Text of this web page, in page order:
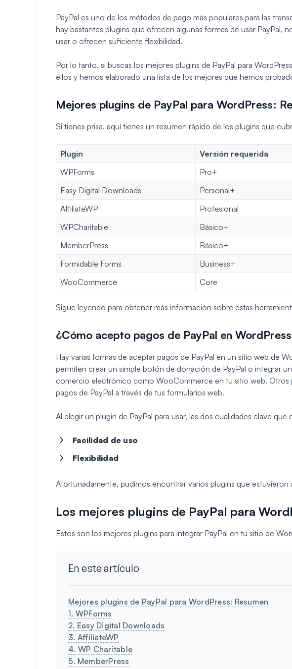
PayPal es uno de los métodos de pago más populares para las
hay bastantes plugins que ofrecen algunas formas de usar PayPal,
usar o ofrecen suficiente flexibilidad.
Por lo tanto, si buscas los mejores plugins de PayPal para
ellos y hemos elaborado una lista de los mejores que hemos
Mejores plugins de PayPal para WordPress:
Si tienes prisa, aquí tienes un resumen rápido de los plugins que
Plugin Versión requerida
WPForms
Pro+
Easy Digital Downloads
Personal+
AffiliateWP
Profesional
WPCharitable
Básico+
MemberPress
Básico+
Formidable Forms
Business+
WooCommerce
Core
Sigue leyendo para obtener más información sobre estas
¿Cómo acepto pagos de PayPal en
Hay varias formas de aceptar pagos de PayPal en un sitio web de
permiten crear un simple botón de donación de PayPal o integrar
comercio electrónico como WooCommerce en tu sitio web. Otros
pagos de PayPal a través de tus formularios web.
Al elegir un plugin de PayPal para usar, las dos cualidades clave que
Facilidad de uso
Flexibilidad
Afortunadamente, pudimos encontrar varios plugins que estuvieron
Los mejores plugins de PayPal para
Estos son los mejores plugins para integrar PayPal en tu sitio de
En este artículo
Mejores plugins de PayPal para WordPress: Resumen
1. WPForms
2. Easy Digital Downloads
3. AffiliateWP
4. WP Charitable
5. MemberPress